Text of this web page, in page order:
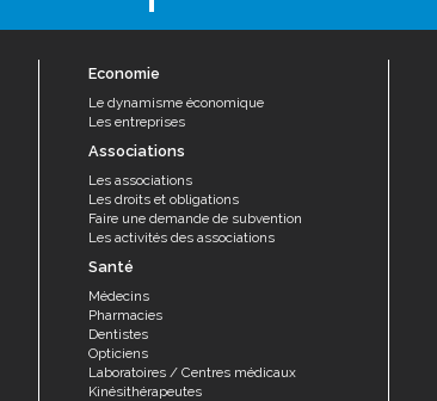
Economie
Le dynamisme économique
Les entreprises
Associations
Les associations
Les droits et obligations
Faire une demande de subvention
Les activités des associations
Santé
Médecins
Pharmacies
Dentistes
Opticiens
Laboratoires / Centres médicaux
Kinésithérapeutes